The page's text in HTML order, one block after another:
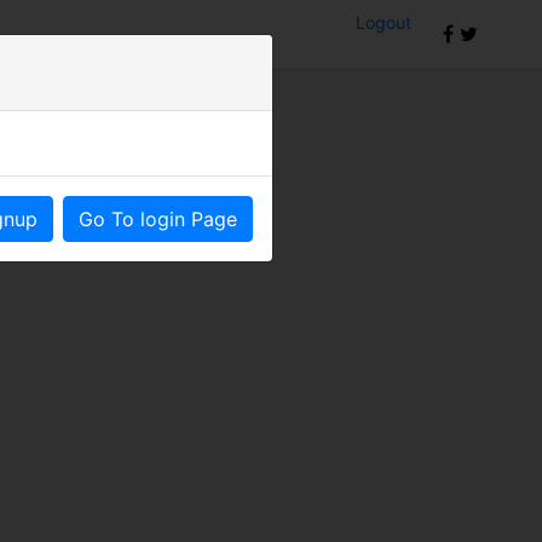
Logout
Go To login Page